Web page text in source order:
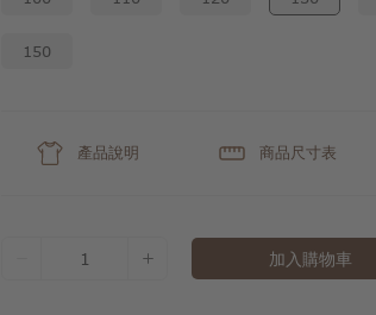
150
產品說明 商品尺寸表
1 加入購物車